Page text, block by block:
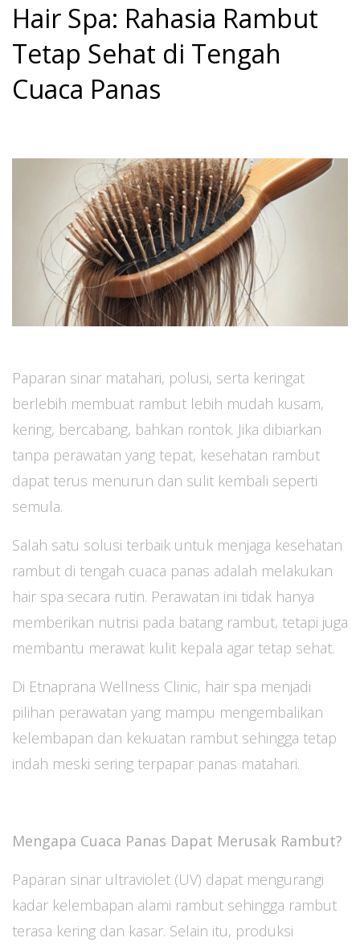
Hair Spa: Rahasia Rambut
Tetap Sehat di Tengah
Cuaca Panas
Paparan sinar matahari, polusi, serta keringat
berlebih membuat rambut lebih mudah kusam,
kering, bercabang, bahkan rontok. Jika dibiarkan
tanpa perawatan yang tepat, kesehatan rambut
dapat terus menurun dan sulit kembali seperti
semula.
Salah satu solusi terbaik untuk menjaga kesehatan
rambut di tengah cuaca panas adalah melakukan
hair spa secara rutin. Perawatan ini tidak hanya
memberikan nutrisi pada batang rambut, tetapi juga
membantu merawat kulit kepala agar tetap sehat.
Di Etnaprana Wellness Clinic, hair spa menjadi
pilihan perawatan yang mampu mengembalikan
kelembapan dan kekuatan rambut sehingga tetap
indah meski sering terpapar panas matahari.
Mengapa Cuaca Panas Dapat Merusak Rambut?
Paparan sinar ultraviolet (UV) dapat mengurangi
kadar kelembapan alami rambut sehingga rambut
terasa kering dan kasar. Selain itu, produksi